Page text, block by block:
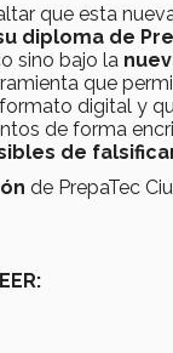
que esta
diploma de
sino bajo la
que
digital y
de forma
de
de PrepaTec